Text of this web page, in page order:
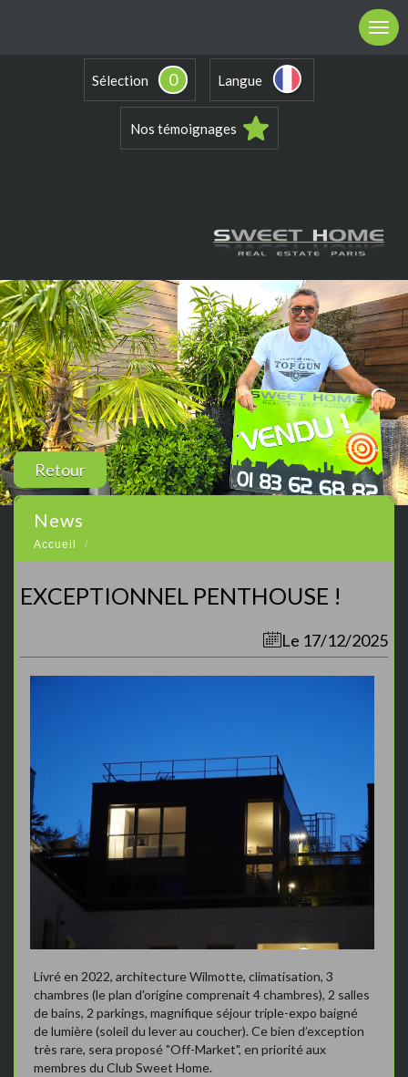
Sélection 0 Langue
Nos témoignages
Retour
news
Accueil
EXCEPTIONNEL PENTHOUSE !
Le 17/12/2025
Livré en 2022, architecture Wilmotte, climatisation, 3
chambres (le plan d'origine comprenait 4 chambres), 2 salles
de bains, 2 parkings, magnifique séjour triple-expo baigné
de lumière (soleil du lever au coucher). Ce bien d’exception
très rare, sera proposé "Off-Market", en priorité aux
membres du Club Sweet Home.